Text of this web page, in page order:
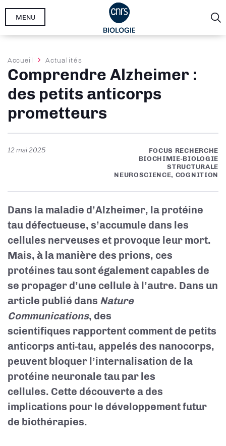
Aller
MENU
Fil
d'Ariane
Accueil Actualités
Comprendre Alzheimer :
des petits anticorps
prometteurs
12 mai 2025
FOCUS RECHERCHE
BIOCHIMIE-BIOLOGIE
STRUCTURALE
NEUROSCIENCE, COGNITION
Dans la maladie d’Alzheimer, la protéine
tau défectueuse, s’accumule dans les
cellules nerveuses et provoque leur mort.
Mais, à la manière des prions, ces
protéines tau sont également capables de
se propager d’une cellule à l’autre. Dans un
article publié dans Nature
Communications, des
scientifiques rapportent comment de petits
anticorps anti-tau, appelés des nanocorps,
peuvent bloquer l’internalisation de la
protéine neuronale tau par les
cellules. Cette découverte a des
implications pour le développement futur
de biothérapies.